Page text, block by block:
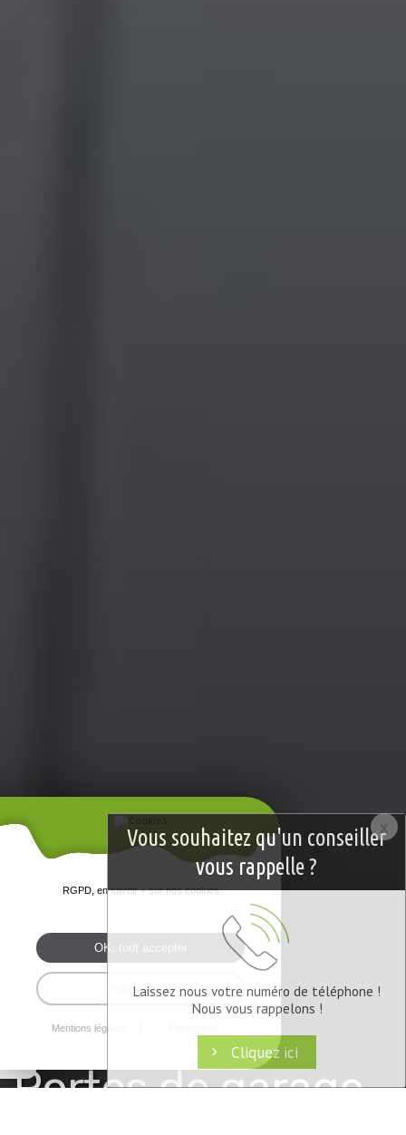
Portes de garage
Vous souhaitez qu'un conseiller
vous rappelle ?
x
Laissez nous votre numéro de téléphone !
Nous vous rappelons !
Cliquez ici
RGPD, en savoir + sur nos cookies
OK, tout accepter
Tout refuser
Mentions légales